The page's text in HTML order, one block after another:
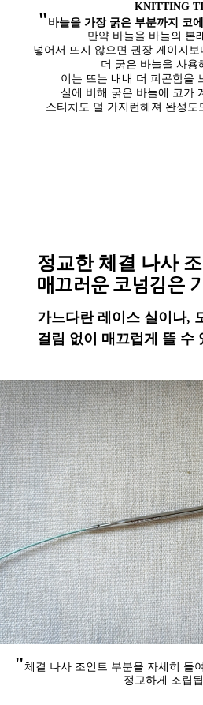
KNITTING
" 바늘을 가장 굵은 부분까지 코
만약 바늘을 바늘의 본
넣어서 뜨지 않으면 권장 게이지
더 굵은 바늘을 사용
이는 뜨는 내내 더 피곤함을
실에 비해 굵은 바늘에 코가
스티치도 덜 가지런해져 완성도
정교한 체결 나사
매끄러운 코넘김은
가느다란 레이스 실이나,
걸림 없이 매끄럽게 뜰 수
"체결 나사 조인트 부분을 자세히 들
정교하게 조립